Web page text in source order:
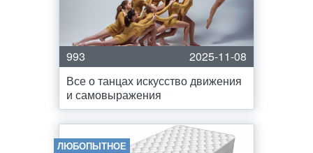
993
2025-11-08
Все о танцах искусство движения
и самовыражения
ЛЮБОПЫТНОЕ